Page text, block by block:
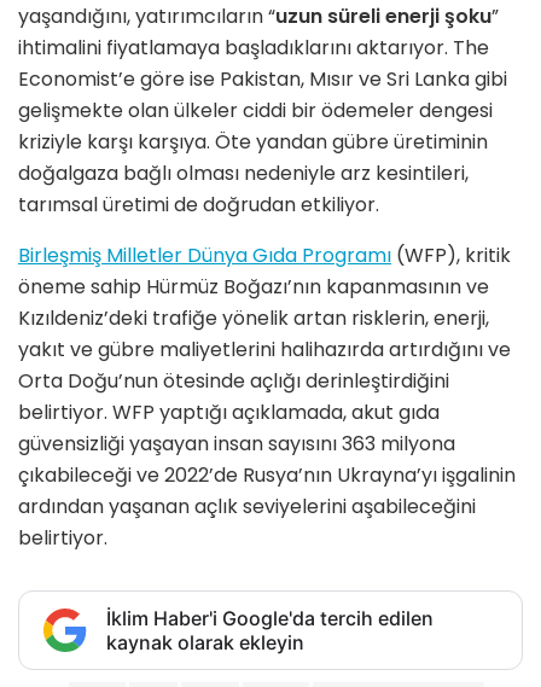
yaşandığını, yatırımcıların “uzun süreli enerji şoku”
ihtimalini fiyatlamaya başladıklarını aktarıyor. The
Economist’e göre ise Pakistan, Mısır ve Sri Lanka gibi
gelişmekte olan ülkeler ciddi bir ödemeler dengesi
kriziyle karşı karşıya. Öte yandan gübre üretiminin
doğalgaza bağlı olması nedeniyle arz kesintileri,
tarımsal üretimi de doğrudan etkiliyor.
Birleşmiş Milletler Dünya Gıda Programı (WFP), kritik
öneme sahip Hürmüz Boğazı’nın kapanmasının ve
Kızıldeniz’deki trafiğe yönelik artan risklerin, enerji,
yakıt ve gübre maliyetlerini halihazırda artırdığını ve
Orta Doğu’nun ötesinde açlığı derinleştirdiğini
belirtiyor. WFP yaptığı açıklamada, akut gıda
güvensizliği yaşayan insan sayısını 363 milyona
çıkabileceği ve 2022’de Rusya’nın Ukrayna’yı işgalinin
ardından yaşanan açlık seviyelerini aşabileceğini
belirtiyor.
İklim Haber'i Google'da tercih edilen
kaynak olarak ekleyin